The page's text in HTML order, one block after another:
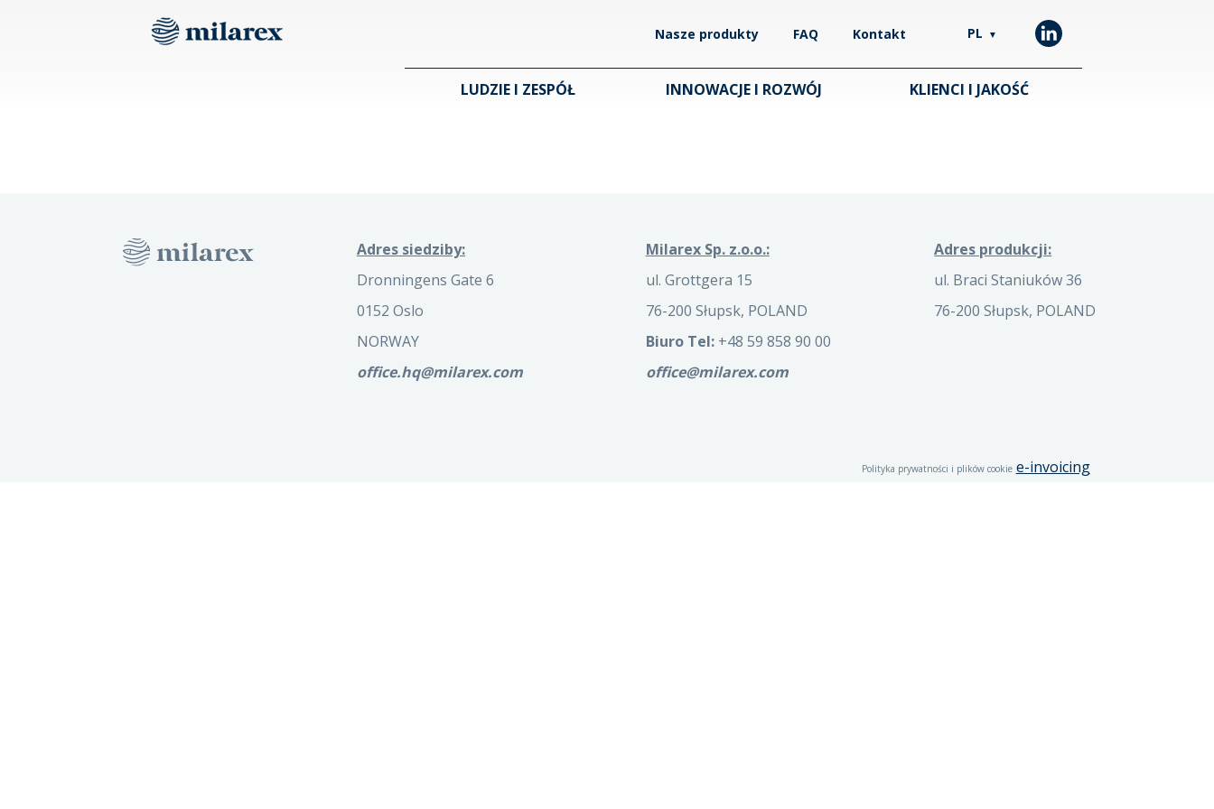
Nasze produkty FAQ Kontakt PL ▼
LUDZIE I ZESPÓŁ INNOWACJE I ROZWÓJ KLIENCI I JAKOŚĆ
Adres siedziby:
Dronningens Gate 6
0152 Oslo
NORWAY
office.hq@milarex.com
Milarex Sp. z.o.o.:
ul. Grottgera 15
76-200 Słupsk, POLAND
Biuro Tel:+48 59 858 90 00
office@milarex.com
Adres produkcji:
ul. Braci Staniuków 36
76-200 Słupsk, POLAND
Polityka prywatności i plików cookie e-invoicing